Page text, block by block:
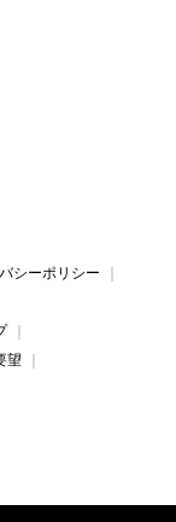
シーポリシー
望